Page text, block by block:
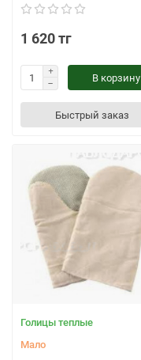
1 620 тг
В корзину
Быстрый заказ
Голицы теплые
Мало